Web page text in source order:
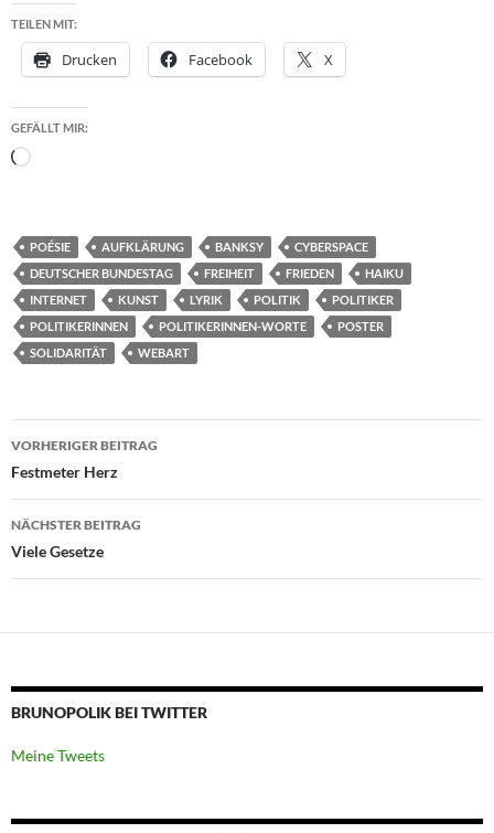
TEILEN MIT:
Drucken Facebook X
GEFÄLLT MIR:
Wird
POÉSIE AUFKLÄRUNG BANKSY
CYBERSPACE
DEUTSCHER BUNDESTAG
FREIHEIT FRIEDEN
HAIKU
INTERNET
KUNST LYRIK POLITIK
POLITIKER
POLITIKERINNEN
POLITIKERINNEN-WORTE
POSTER
SOLIDARITÄT
WEBART
Beitragsnavigation
VORHERIGER BEITRAG
Festmeter Herz
NÄCHSTER BEITRAG
Viele Gesetze
BRUNOPOLIK BEI TWITTER
Meine Tweets